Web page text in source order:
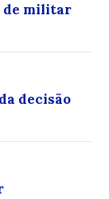
de militar
decisão